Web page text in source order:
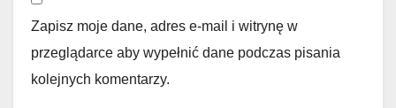
Zapisz moje dane, adres e-mail i witrynę w
przeglądarce aby wypełnić dane podczas pisania
kolejnych komentarzy.